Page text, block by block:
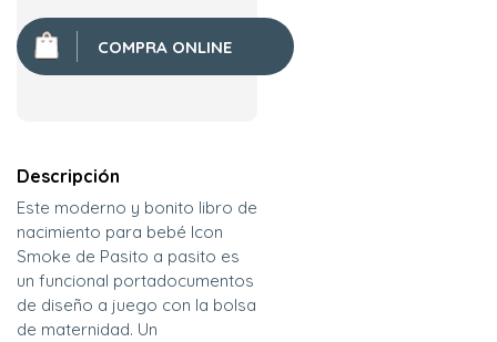
COMPRA ONLINE
Descripción
Este moderno y bonito libro de
nacimiento para bebé Icon
Smoke de Pasito a pasito es
un funcional portadocumentos
de diseño a juego con la bolsa
de maternidad. Un